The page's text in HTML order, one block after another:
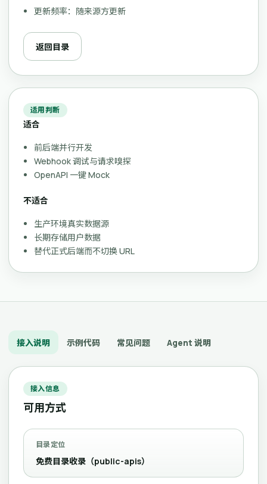
更新频率：随来源方更新
返回目录
适用判断
适合
前后端并行开发
Webhook 调试与请求嗅探
OpenAPI 一键 Mock
不适合
生产环境真实数据源
长期存储用户数据
替代正式后端而不切换 URL
接入说明 示例代码 常见问题 Agent 说明
接入信息
可用方式
目录定位
免费目录收录（public-apis）